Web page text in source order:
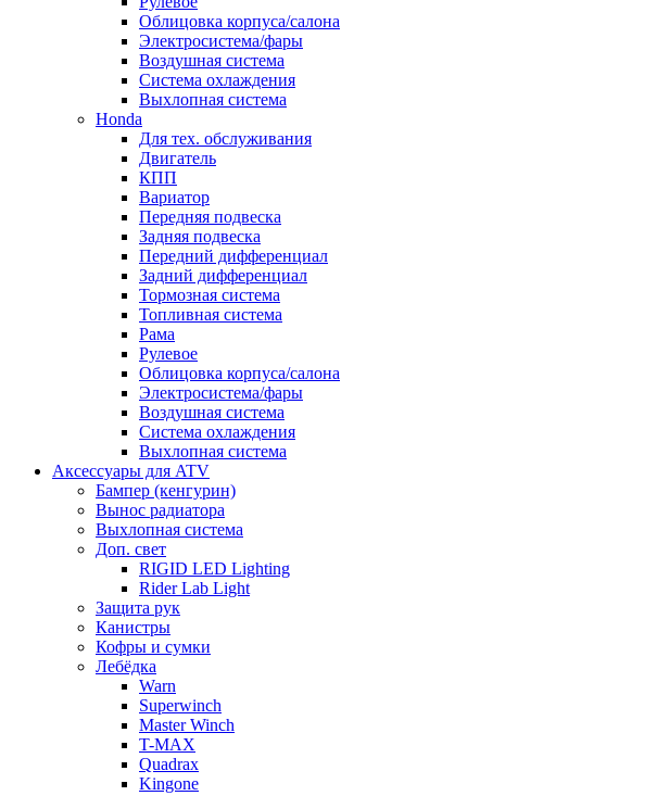
Облицовка корпуса/салона
Электросистема/фары
Воздушная система
Система охлаждения
Выхлопная система
Honda
Для тех. обслуживания
Двигатель
КПП
Вариатор
Передняя подвеска
Задняя подвеска
Передний дифференциал
Задний дифференциал
Тормозная система
Топливная система
Рама
Рулевое
Облицовка корпуса/салона
Электросистема/фары
Воздушная система
Система охлаждения
Выхлопная система
Аксессуары для ATV
Бампер (кенгурин)
Вынос радиатора
Выхлопная система
Доп. свет
RIGID LED Lighting
Rider Lab Light
Защита рук
Канистры
Кофры и сумки
Лебёдка
Warn
Superwinch
Master Winch
T-MAX
Quadrax
Kingone